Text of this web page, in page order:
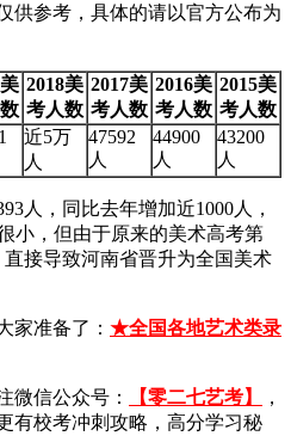
供参考，具体的请以官方公布为
2018美
考人数
2017美
考人数
2016美
考人数
2015美
考人数
近5万
人
47592
人
44900
人
43200
人
人，同比去年增加近1000人，
小，但由于原来的美术高考第
接导致河南省晋升为全国美术
家准备了： ★全国各地艺术类录
微信公众号： 【零二七艺考】
，
有校考冲刺攻略，高分学习秘